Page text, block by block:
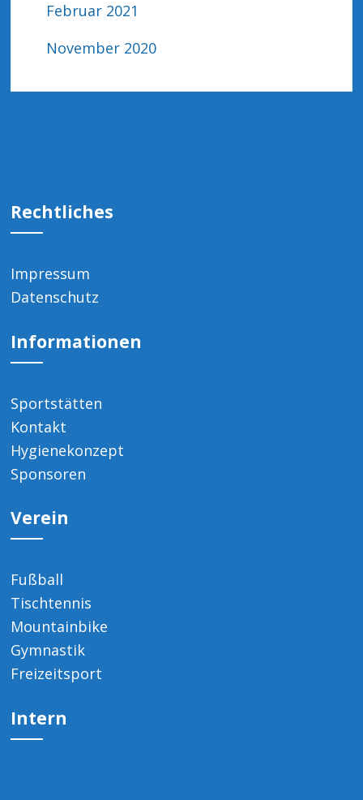
Februar 2021
November 2020
Rechtliches
Impressum
Datenschutz
Informationen
Sportstätten
Kontakt
Hygienekonzept
Sponsoren
Verein
Fußball
Tischtennis
Mountainbike
Gymnastik
Freizeitsport
Intern